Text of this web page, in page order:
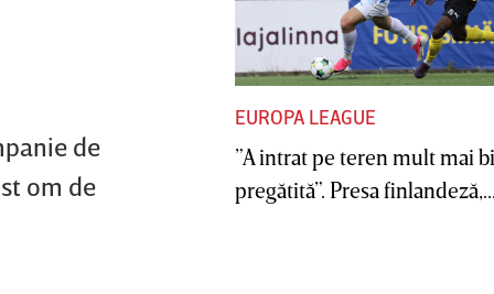
de
om de
EUROPA LEAGUE
”A intrat pe teren mult mai
pregătită”. Presa